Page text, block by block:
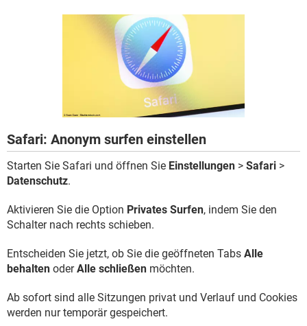
HARDWARE
INSTAGRAM
TIKTOK
HARDWARE
Safari: Anonym surfen einstellen
Starten Sie Safari und öffnen Sie Einstellungen > Safari >
Datenschutz.
Aktivieren Sie die Option Privates Surfen, indem Sie den
Schalter nach rechts schieben.
Entscheiden Sie jetzt, ob Sie die geöffneten Tabs Alle
behalten oderAlle schließen möchten.
Ab sofort sind alle Sitzungen privat und Verlauf und Cookies
werden nur temporär gespeichert.